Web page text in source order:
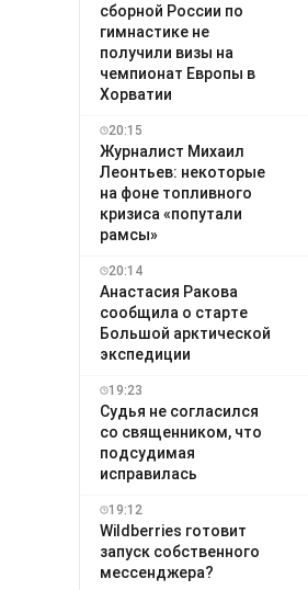
сборной России по
гимнастике не
получили визы на
чемпионат Европы в
Хорватии
20:15
Журналист Михаил
Леонтьев: некоторые
на фоне топливного
кризиса «попутали
рамсы»
20:14
Анастасия Ракова
сообщила о старте
Большой арктической
экспедиции
19:23
Судья не согласился
со священником, что
подсудимая
исправилась
19:12
Wildberries готовит
запуск собственного
мессенджера?